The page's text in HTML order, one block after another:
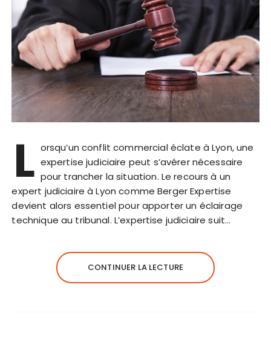
L orsqu’un conflit commercial éclate à Lyon, une
expertise judiciaire peut s’avérer nécessaire
pour trancher la situation. Le recours à un
expert judiciaire à Lyon comme Berger Expertise
devient alors essentiel pour apporter un éclairage
technique au tribunal. L’expertise judiciaire suit…
CONTINUER LA LECTURE